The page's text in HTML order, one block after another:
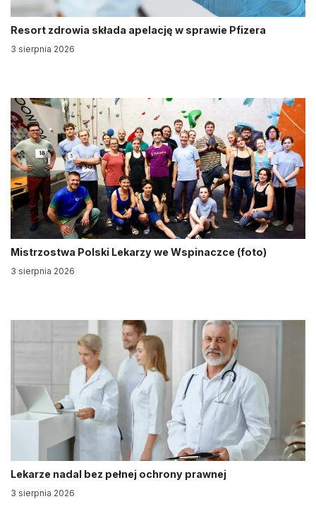
Resort zdrowia składa apelację w sprawie Pfizera
3 sierpnia 2026
Mistrzostwa Polski Lekarzy we Wspinaczce (foto)
3 sierpnia 2026
Lekarze nadal bez pełnej ochrony prawnej
3 sierpnia 2026